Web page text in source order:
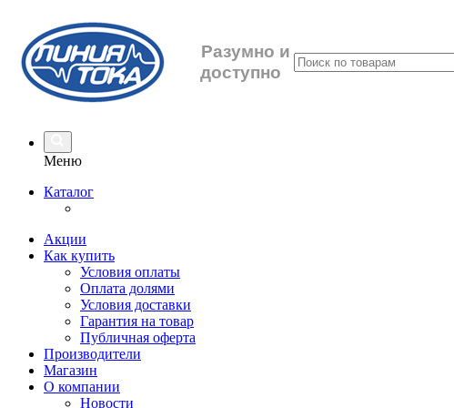
Разумно и
доступно
Меню
Каталог
Акции
Как купить
Условия оплаты
Оплата долями
Условия доставки
Гарантия на товар
Публичная оферта
Производители
Магазин
О компании
Новости